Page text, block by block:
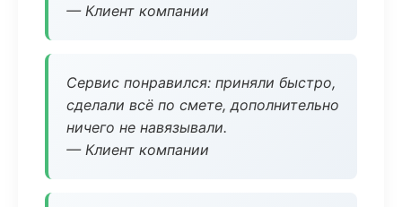
— Клиент компании
Сервис понравился: приняли быстро,
сделали всё по смете, дополнительно
ничего не навязывали.
— Клиент компании